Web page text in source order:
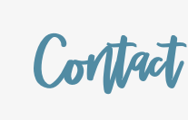
Contact